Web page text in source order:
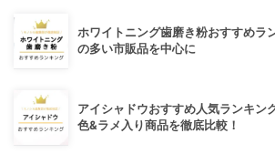
ホワイトニング歯磨き粉おすすめラ
の多い市販品を中心に
アイシャドウおすすめ人気ランキン
色&ラメ入り商品を徹底比較！